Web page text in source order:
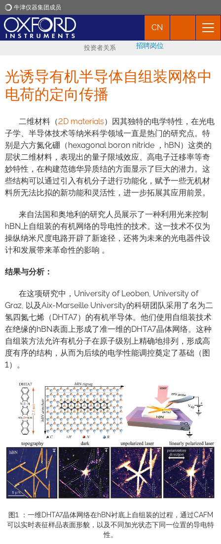
牛津仪器集团成员
新闻
市场活动
联络我们
CN
投资者关系 招聘岗位
光诱导有机半导体自组装网格中
电荷的定向传播
二维材料（2D materials）因其独特的电学特性，在光电
子学、半导体技术等纳米科学领域一直是热门的研究点。特
别是六方氮化硼（hexagonal boron nitride ，hBN）这类的
层状二维材料，表现出的量子限域效应、高电子迁移率等奇
妙特性，在构建范德华异质结的方面显示了巨大的潜力。这
些结构可以通过引入有机分子进行功能化，赋予一些无机材
料所无法比拟的新功能和灵活性，进一步拓展其应用前景。
来自法国和奥地利的研究人员展示了一种利用光来控制
hBN上自组装的有机网络的导电性的技术。这一技术不仅为
操纵纳米尺度电路开辟了新途径，还将为未来的光电器件设
计和发展带来革命性的影响 。
结果与分析：
在这项研究中，University of Leoben, University of
Graz, 以及Aix-Marseille University的科研团队采用了名为二
氢四氮七烯（DHTA7）的有机半导体。他们使用自组装技术
在绝缘的hBN表面上形成了准一维的DHTA7晶体网络。这种
自组装方法允许有机分子在原子级别上精确地排列，形成高
度有序的结构，从而为后续的电学性能调控奠定了基础（图
1）。
图1 ：一维DHTA7晶体网络在hBN衬底上自组装的过程，通过CAFM
可以实时表征样品表面形貌，以及不同加光状态下同一位置的导电特
性。